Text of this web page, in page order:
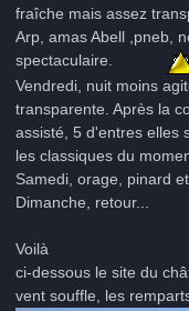
fraîche mais assez
Arp, amas Abell ,pneb,
spectaculaire.
Vendredi, nuit moins
transparente. Après la
assisté, 5 d'entres elles
les classiques du
Samedi, orage, pinard
Dimanche, retour...
Voilà
ci-dessous le site du
vent souffle, les